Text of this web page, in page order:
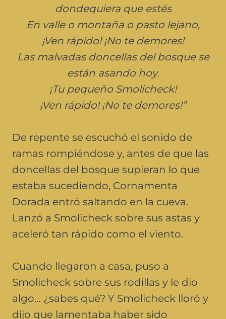
dondequiera que estés
En valle o montaña o pasto lejano,
¡Ven rápido! ¡No te demores!
Las malvadas doncellas del bosque se
están asando hoy.
¡Tu pequeño Smolicheck!
¡Ven rápido! ¡No te demores!”
De repente se escuchó el sonido de
ramas rompiéndose y, antes de que las
doncellas del bosque supieran lo que
estaba sucediendo, Cornamenta
Dorada entró saltando en la cueva.
Lanzó a Smolicheck sobre sus astas y
aceleró tan rápido como el viento.
Cuando llegaron a casa, puso a
Smolicheck sobre sus rodillas y le dio
algo… ¿sabes qué? Y Smolicheck lloró y
dijo que lamentaba haber sido